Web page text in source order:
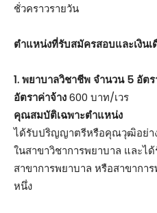
ชั่วคราวรายวัน
ตําแหน่งที่รับสมัครสอบและเงิน
1. พยาบาลวิชาชีพ จำนวน 5 อัตร
อัตราค่าจ้าง600 บาท/เวร
คุณสมบัติเฉพาะตำแหน่ง
ได้รับปริญญาตรีหรือคุณวุฒิอย่า
ในสาขาวิชาการพยาบาล และ
สาขาการพยาบาล หรือสาขากา
หนึ่ง